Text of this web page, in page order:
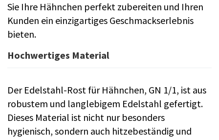
Sie Ihre Hähnchen perfekt zubereiten und Ihren
Kunden ein einzigartiges Geschmackserlebnis
bieten.
Hochwertiges Material
Der Edelstahl-Rost für Hähnchen, GN 1/1, ist aus
robustem und langlebigem Edelstahl gefertigt.
Dieses Material ist nicht nur besonders
hygienisch, sondern auch hitzebeständig und